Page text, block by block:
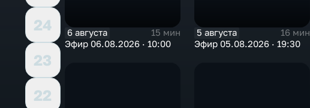
24
23
22
6 августа
15 мин
Эфир 06.08.2026 · 10:00
5 августа
16 мин
Эфир 05.08.2026 · 19:30